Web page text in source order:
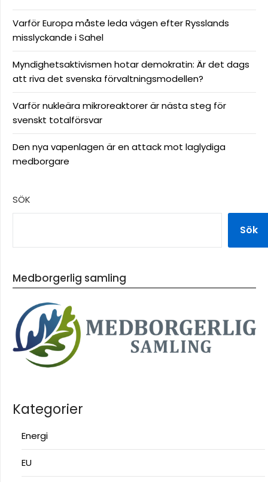
Varför Europa måste leda vägen efter Rysslands
misslyckande i Sahel
Myndighetsaktivismen hotar demokratin: Är det dags
att riva det svenska förvaltningsmodellen?
Varför nukleära mikroreaktorer är nästa steg för
svenskt totalförsvar
Den nya vapenlagen är en attack mot laglydiga
medborgare
SÖK
Sök
Medborgerlig samling
Kategorier
Energi
EU